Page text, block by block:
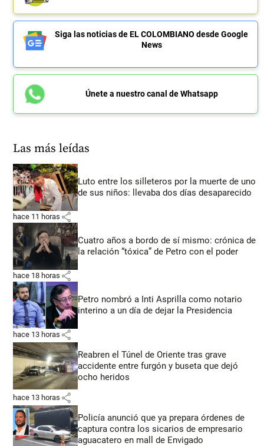
Siga las noticias de EL COLOMBIANO desde Google
News
Únete a nuestro canal de Whatsapp
Las más leídas
Luto entre los silleteros por la muerte de uno
de sus niños: llevaba dos días desaparecido
hace 11 horas share
Cuatro años a bordo de sí mismo: crónica de
la relación “tóxica” de Petro con el poder
hace 18 horas share
Petro nombró a Inti Asprilla como notario
interino a un día de dejar la Presidencia
hace 13 horas share
Reabren el Túnel de Oriente tras grave
accidente entre furgón y buseta que dejó
ocho heridos
hace 13 horas share
Policía anunció que ya prepara órdenes de
captura contra los sicarios de empresario
aguacatero en mall de Envigado